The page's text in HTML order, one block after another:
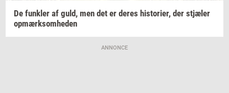
De funk­ler af guld, men det er deres hi­sto­ri­er, der stjæ­ler
op­mærk­som­he­den
ANNONCE